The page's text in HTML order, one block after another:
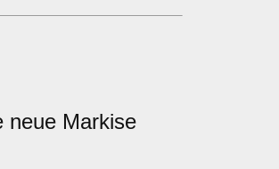
neue Markise